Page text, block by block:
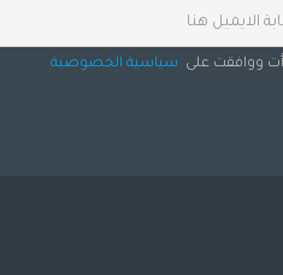
ووافقت على سياسية الخصوصية